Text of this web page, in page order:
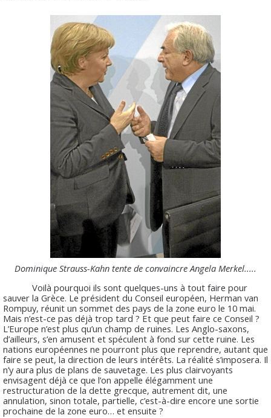
Dominique Strauss-Kahn tente de convaincre Angela Merkel.....
Voilà pourquoi ils sont quelques-uns à tout faire pour
sauver la Grèce. Le président du Conseil européen, Herman van
Rompuy, réunit un sommet des pays de la zone euro le 10 mai.
Mais n’est-ce pas déjà trop tard ? Et que peut faire ce Conseil ?
L’Europe n’est plus qu’un champ de ruines. Les Anglo-saxons,
d’ailleurs, s’en amusent et spéculent à fond sur cette ruine. Les
nations européennes ne pourront plus que reprendre, autant que
faire se peut, la direction de leurs intérêts. La réalité s’imposera. Il
n’y aura plus de plans de sauvetage. Les plus clairvoyants
envisagent déjà ce que l’on appelle élégamment une
restructuration de la dette grecque, autrement dit, une
annulation, sinon totale, partielle, c’est-à-dire encore une sortie
prochaine de la zone euro… et ensuite ?